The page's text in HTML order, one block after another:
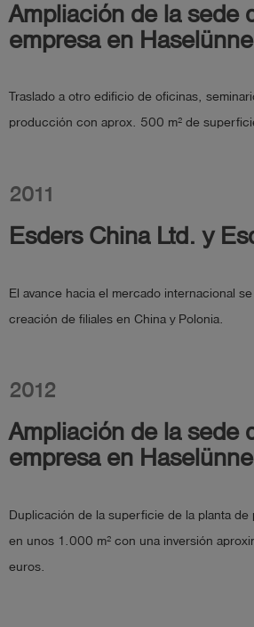
Ampliación de la sede
empresa en Haselünne
Traslado a otro edificio de oficinas,
producción con aprox. 500 m² de
2011
Esders China Ltd. y
El avance hacia el mercado internacional
creación de filiales en China y Polonia.
2012
Ampliación de la sede
empresa en Haselünne
Duplicación de la superficie de la planta
en unos 1.000 m² con una inversión
euros.